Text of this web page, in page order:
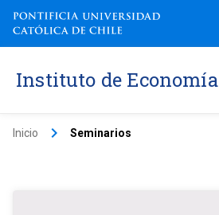
Instituto de Economía
Inicio keyboard_arrow_right Seminarios